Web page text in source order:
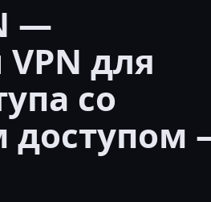
—
для
со
доступом